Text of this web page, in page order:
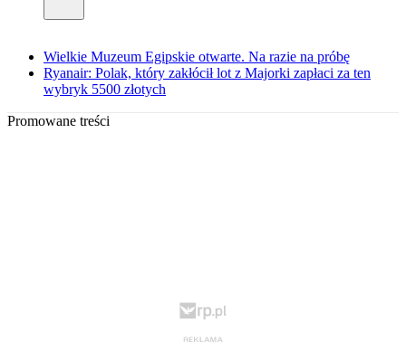
Wielkie Muzeum Egipskie otwarte. Na razie na próbę
Ryanair: Polak, który zakłócił lot z Majorki zapłaci za ten
wybryk 5500 złotych
Promowane treści